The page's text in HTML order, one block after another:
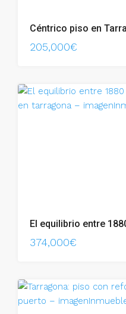
Céntrico piso en
205,000€
374,000€